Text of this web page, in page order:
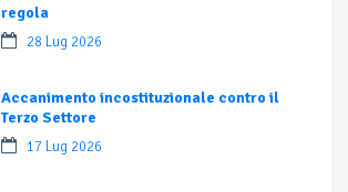
regola
28 Lug 2026
Accanimento incostituzionale contro il
Terzo Settore
17 Lug 2026